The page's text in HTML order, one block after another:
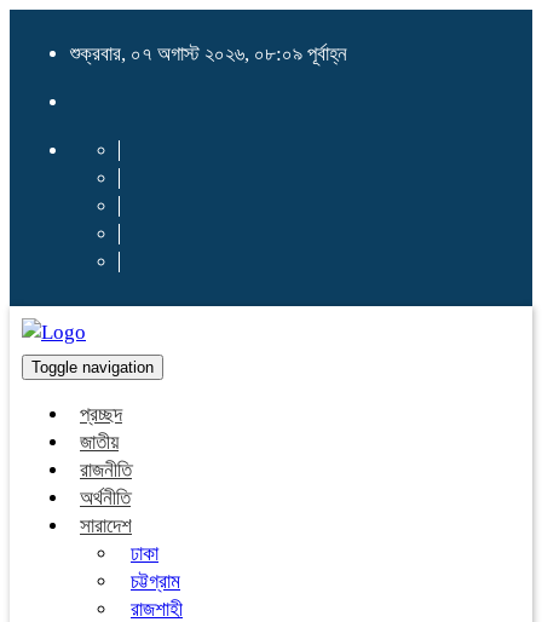
শুক্রবার, ০৭ অগাস্ট ২০২৬, ০৮:০৯ পূর্বাহ্ন
Toggle navigation
প্রচ্ছদ
জাতীয়
রাজনীতি
অর্থনীতি
সারাদেশ
ঢাকা
চট্টগ্রাম
রাজশাহী